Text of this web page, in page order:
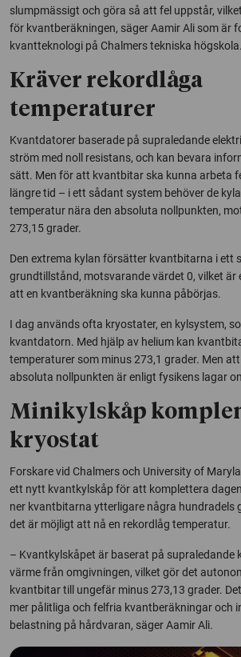
slumpmässigt och göra så att fel uppstår,
för kvantberäkningen, säger Aamir Ali som är
kvantteknologi på Chalmers tekniska högskola.
Kräver rekordlåga
temperaturer
Kvantdatorer baserade på supraledande
ström med noll resistans, och kan bevara
sätt. Men för att kvantbitar ska kunna arbeta
längre tid – i ett sådant system behöver de
temperatur nära den absoluta nollpunkten,
273,15 grader.
Den extrema kylan försätter kvantbitarna i ett
grundtillstånd, motsvarande värdet 0, vilket
att en kvantberäkning ska kunna påbörjas.
I dag används ofta kryostater, en kylsystem,
kvantdatorn. Med hjälp av helium kan
temperaturer som minus 273,1 grader. Men
absoluta nollpunkten är enligt fysikens lagar
Minikylskåp
kryostat
Forskare vid Chalmers och University of
ett nytt kvantkylskåp för att komplettera
ner kvantbitarna ytterligare några hundradels
det är möjligt att nå en rekordlåg temperatur.
– Kvantkylskåpet är baserat på supraledande
värme från omgivningen, vilket gör det
kvantbitar till ungefär minus 273,13 grader.
mer pålitliga och felfria kvantberäkningar och
belastning på hårdvaran, säger Aamir Ali.